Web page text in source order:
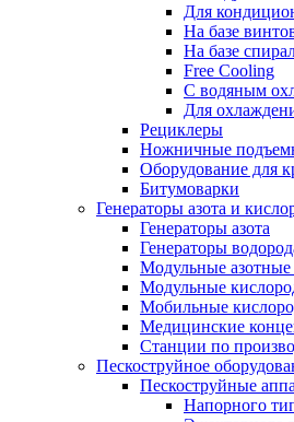
Для
На базе
На базе
Free Cooling
С водяным
Для
Рециклеры
Ножничные
Оборудование для
Битумоварки
Генераторы азота и
Генераторы азота
Генераторы
Модульные азотные
Модульные
Мобильные
Медицинские
Станции по
Пескоструйное
Пескоструйные
Напорного